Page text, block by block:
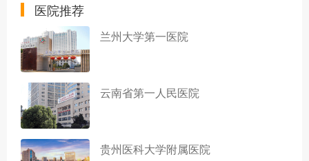
医院推荐
兰州大学第一医院
云南省第一人民医院
贵州医科大学附属医院